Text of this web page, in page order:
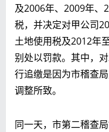
及2006年、2009年、
税，并决定对甲公司
土地使用税及2012年
别处以罚款。其中，
行追缴是因为市稽查
调整所致。
同一天，市第二稽查